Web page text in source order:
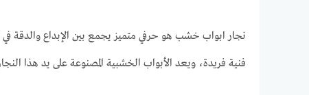
نجار ابواب خشب هو حرفي متميز يجمع بين الإبداع والدقة في
فنية فريدة، ويعد الأبواب الخشبية المصنوعة على يد هذا